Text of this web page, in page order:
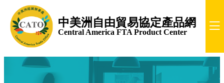
中美洲自由貿易協定產品網
Central America FTA Product Center